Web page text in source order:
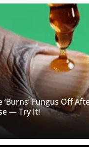
Fungus Off
— Try It!